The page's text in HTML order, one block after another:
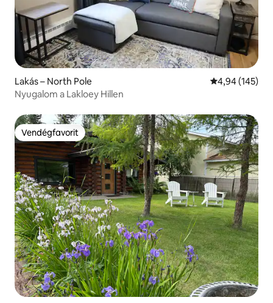
Lakás – North Pole Átlagos
4,94 (145)
Nyugalom a Lakloey Hillen
Vendégfavorit
Vendégfavorit